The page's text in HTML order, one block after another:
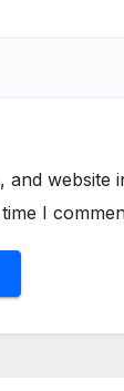
and website
I